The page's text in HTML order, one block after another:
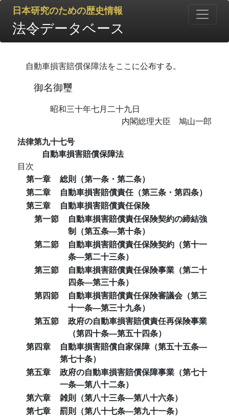
日本研究のための歴史情報
法令データベース
自動車損害賠償保障法をここに公布する。
御名御璽
昭和三十年七月二十九日
内閣総理大臣 鳩山一郎
法律第九十七号
自動車損害賠償保障法
目次
第一章
総則（第一条・第二条）
第二章
自動車損害賠償責任（第三条・第四条）
第三章
自動車損害賠償責任保険
第一節
自動車損害賠償責任保険契約の締結強
制（第五条―第十条）
第二節
自動車損害賠償責任保険契約（第十一
条―第二十三条）
第三節
自動車損害賠償責任保険事業（第二十
四条―第三十条）
第四節
自動車損害賠償責任保険審議会（第三
十一条―第三十九条）
第五節
政府の自動車損害賠償責任再保険事業
（第四十条―第五十四条）
第四章
自動車損害賠償自家保障（第五十五条―
第七十条）
第五章
政府の自動車損害賠償保障事業（第七十
一条―第八十二条）
第六章
雑則（第八十三条―第八十六条）
第七章
罰則（第八十七条―第九十一条）